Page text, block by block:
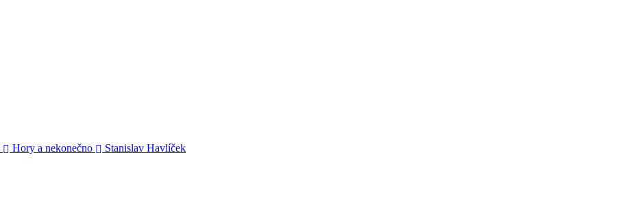
Hory a nekonečno
Stanislav Havlíček